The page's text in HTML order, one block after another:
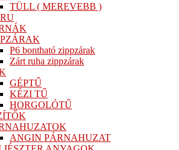
TÜLL ( MEREVEBB )
P6 bontható zippzárak
Zárt ruha zippzárak
GÉPTŰ
KÉZI TŰ
HORGOLÓTŰ
ANGIN PÁRNAHUZAT